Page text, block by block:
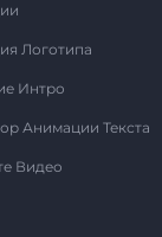
Логотипа
Интро
Анимации Текста
Видео